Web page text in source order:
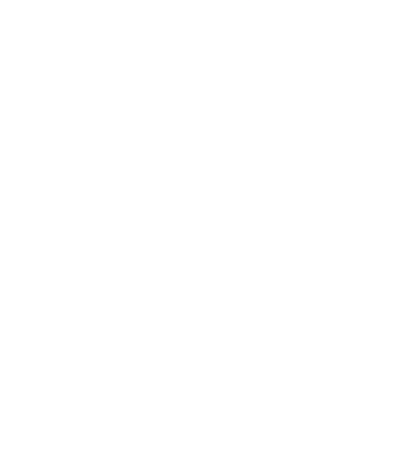
la fachada perfecta de jefe—. Y ya que estás
carente de escrúpulos.